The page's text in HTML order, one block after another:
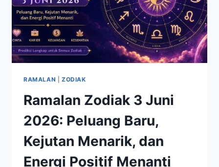
RAMALAN ZODIAK
Ramalan Zodiak 3 Juni
2026: Peluang Baru,
Kejutan Menarik, dan
Energi Positif Menanti